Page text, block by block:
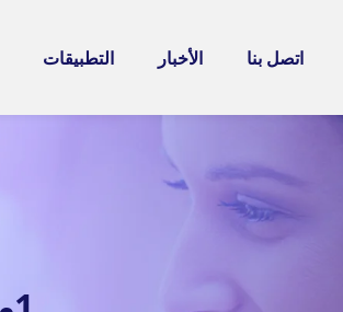
التطبيقات الأخبار اتصل بنا